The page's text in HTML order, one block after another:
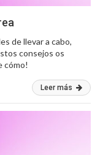
de llevar a cabo,
consejos os
cómo!
Leer más